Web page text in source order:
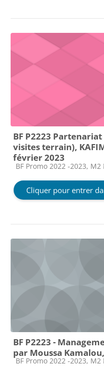
BF P2223
visites terrain),
février 2023
Catégorie de cours
BF Promo 2022 -2023,
Cliquer pour entrer
BF P2223 -
par Moussa
Catégorie de cours
BF Promo 2022 -2023,